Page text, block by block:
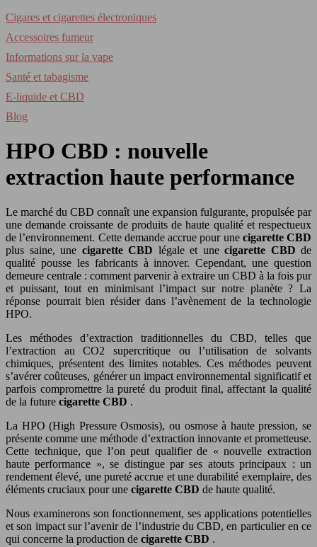
Cigares et cigarettes électroniques
Accessoires fumeur
Informations sur la vape
Santé et tabagisme
E-liquide et CBD
Blog
HPO CBD : nouvelle
extraction haute performance
Le marché du CBD connaît une expansion fulgurante, propulsée par
une demande croissante de produits de haute qualité et respectueux
de l’environnement. Cette demande accrue pour une cigarette CBD
plus saine, une cigarette CBD légale et une cigarette CBD de
qualité pousse les fabricants à innover. Cependant, une question
demeure centrale : comment parvenir à extraire un CBD à la fois pur
et puissant, tout en minimisant l’impact sur notre planète ? La
réponse pourrait bien résider dans l’avènement de la technologie
HPO.
Les méthodes d’extraction traditionnelles du CBD, telles que
l’extraction au CO2 supercritique ou l’utilisation de solvants
chimiques, présentent des limites notables. Ces méthodes peuvent
s’avérer coûteuses, générer un impact environnemental significatif et
parfois compromettre la pureté du produit final, affectant la qualité
de la future cigarette CBD .
La HPO (High Pressure Osmosis), ou osmose à haute pression, se
présente comme une méthode d’extraction innovante et prometteuse.
Cette technique, que l’on peut qualifier de « nouvelle extraction
haute performance », se distingue par ses atouts principaux : un
rendement élevé, une pureté accrue et une durabilité exemplaire, des
éléments cruciaux pour une cigarette CBD de haute qualité.
Nous examinerons son fonctionnement, ses applications potentielles
et son impact sur l’avenir de l’industrie du CBD, en particulier en ce
qui concerne la production de cigarette CBD .